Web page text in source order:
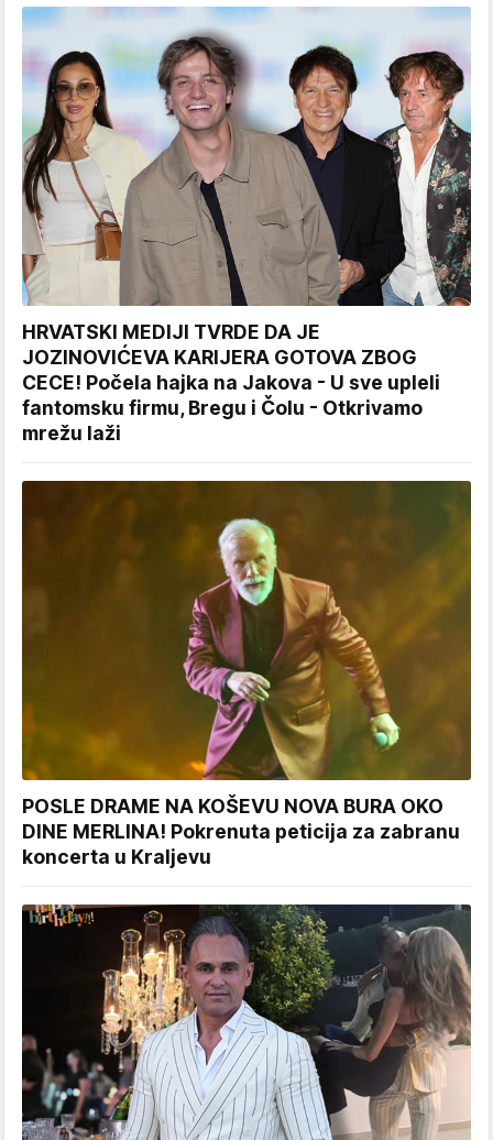
HRVATSKI MEDIJI TVRDE DA JE
JOZINOVIĆEVA KARIJERA GOTOVA ZBOG
CECE! Počela hajka na Jakova - U sve upleli
fantomsku firmu, Bregu i Čolu - Otkrivamo
mrežu laži
POSLE DRAME NA KOŠEVU NOVA BURA OKO
DINE MERLINA! Pokrenuta peticija za zabranu
koncerta u Kraljevu